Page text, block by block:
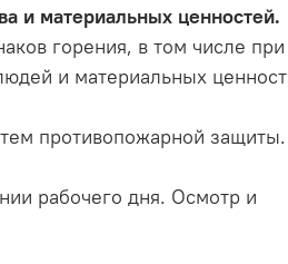
и материальных ценностей.
горения, в том числе при
и материальных
противопожарной защиты.
рабочего дня. Осмотр и